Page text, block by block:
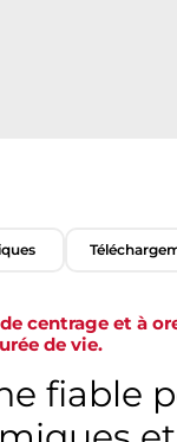
centrage et à
de vie.
fiable